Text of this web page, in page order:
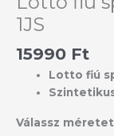
1JS
15990 Ft
Lotto fiú
Válassz méretet
mennyiség